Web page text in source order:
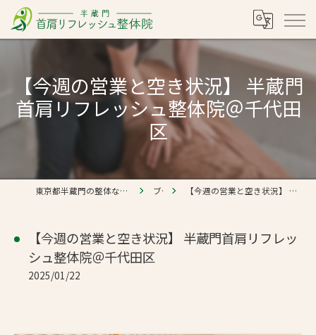
【今週の営業と空き状況】 半蔵門
首肩リフレッシュ整体院＠千代田
区
東京都半蔵門の整体なら半蔵門 首肩リフレッシュ整体院 ブログ 【今週の営業と空き状況】 半蔵門首肩リフレッシュ整体院＠千代田区
【今週の営業と空き状況】 半蔵門首肩リフレッ
シュ整体院＠千代田区
2025/01/22